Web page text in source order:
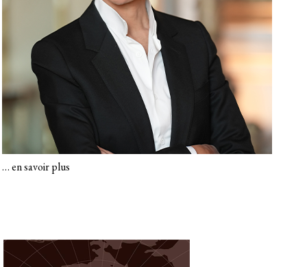
…en savoir plus